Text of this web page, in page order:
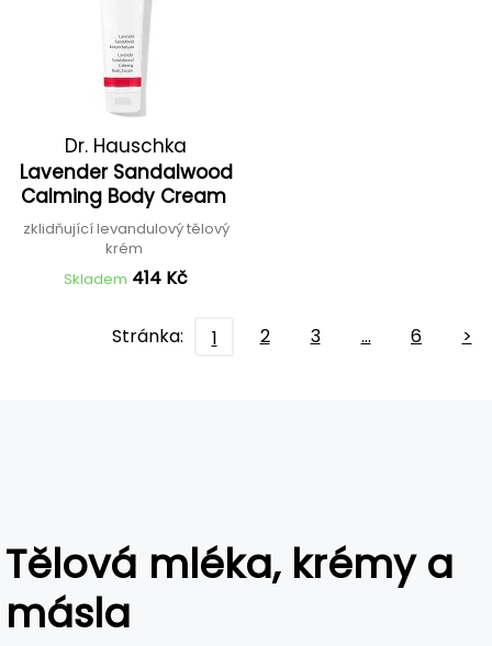
Dr. Hauschka
Lavender Sandalwood
Calming Body Cream
zklidňující levandulový tělový
krém
Skladem 414 Kč
Stránka: 1 2 3 … 6 >
Tělová mléka, krémy a
másla